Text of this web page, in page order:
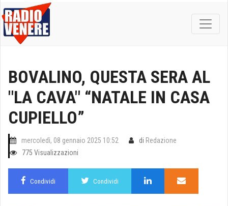
BOVALINO, QUESTA SERA AL
"LA CAVA" “NATALE IN CASA
CUPIELLO”
mercoledì, 08 gennaio 2025 10:52 di Redazione
775 Visualizzazioni
Condividi Condividi